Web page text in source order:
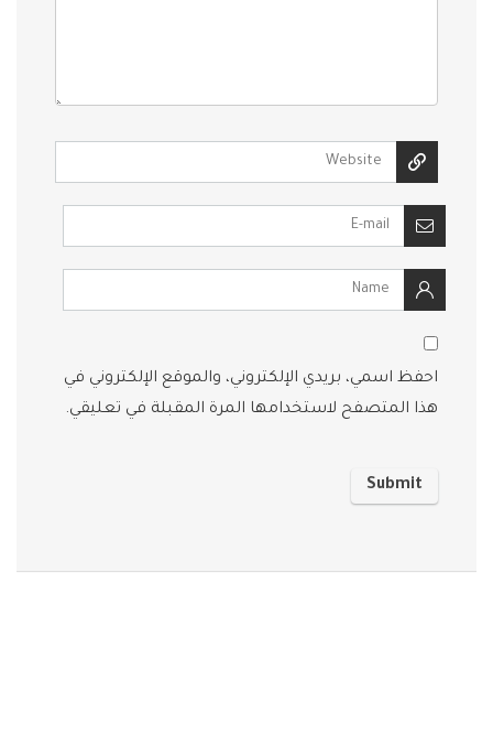
احفظ اسمي، بريدي الإلكتروني، والموقع الإلكتروني في
هذا المتصفح لاستخدامها المرة المقبلة في تعليقي.